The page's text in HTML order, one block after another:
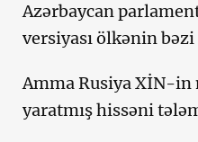
Azərbaycan
versiyası ölkənin
Amma Rusiya XİN-
yaratmış hissəni